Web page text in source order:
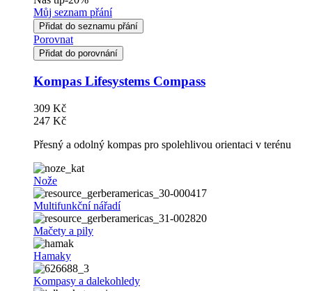
Můj seznam přání
Přidat do seznamu přání
Porovnat
Přidat do porovnání
Kompas Lifesystems Compass
309 Kč
247 Kč
Přesný a odolný kompas pro spolehlivou orientaci v terénu
Nože
Multifunkční nářadí
Mačety a pily
Hamaky
Kompasy a dalekohledy